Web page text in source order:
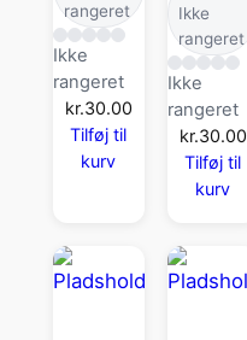
rangeret
Ikke
rangeret
kr.30.00
Tilføj til
kurv
Ikke
rangeret
Ikke
rangeret
kr.30.00
Tilføj til
kurv